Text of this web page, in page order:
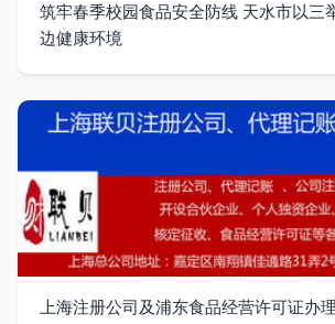
筑牢春季校园食品安全防线 天水市以三
边健康环境
上海注册公司及浦东食品经营许可证办